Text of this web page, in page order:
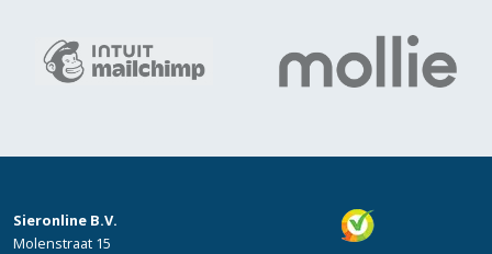
Sieronline B.V.
Molenstraat 15